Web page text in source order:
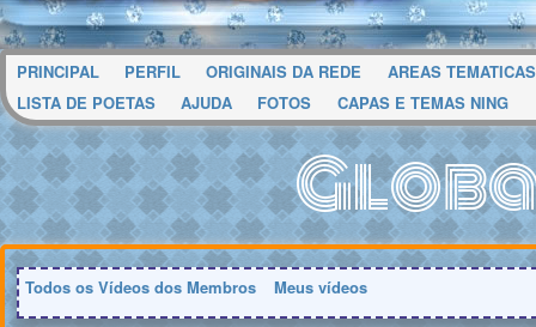
PRINCIPAL PERFIL ORIGINAIS DA REDE
AREAS TEMATICAS
LISTA DE POETAS
AJUDA FOTOS CAPAS E TEMAS NING
Todos os Vídeos dos Membros Meus vídeos